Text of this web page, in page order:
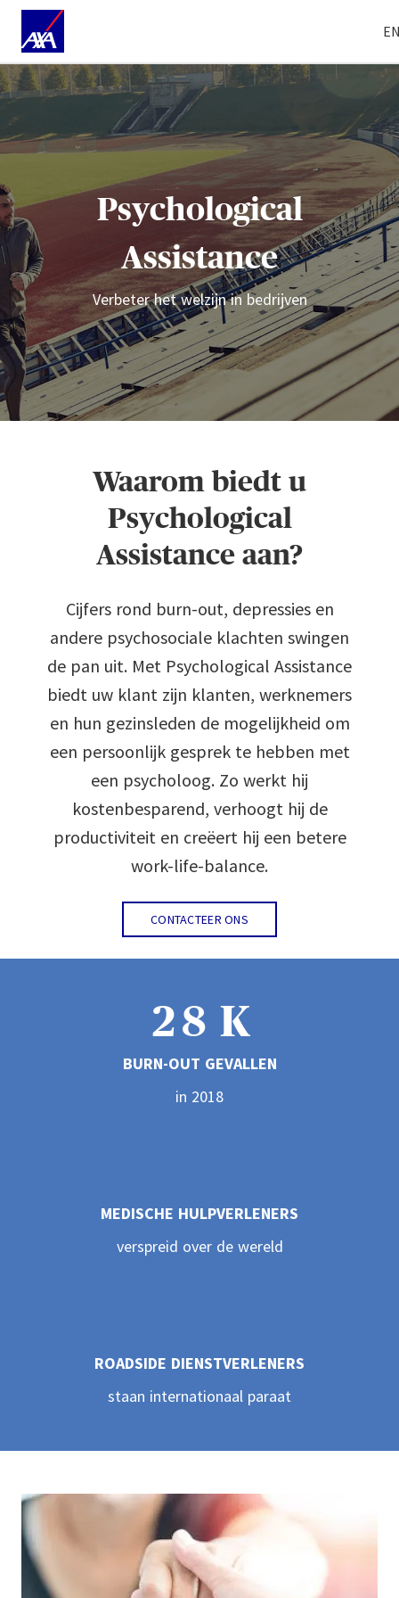
Psychological
Assistance
Verbeter het welzijn in bedrijven
Waarom biedt u
Psychological
Assistance aan?
Cijfers rond burn-out, depressies en
andere psychosociale klachten swingen
de pan uit. Met Psychological Assistance
biedt uw klant zijn klanten, werknemers
en hun gezinsleden de mogelijkheid om
een persoonlijk gesprek te hebben met
een psycholoog. Zo werkt hij
kostenbesparend, verhoogt hij de
productiviteit en creëert hij een betere
work-life-balance.
CONTACTEER ONS
0
1
2
3
5
8
0
1
2
3
4
5
6
7
8
9
K
BURN-OUT GEVALLEN
in 2018
MEDISCHE HULPVERLENERS
verspreid over de wereld
ROADSIDE DIENSTVERLENERS
staan internationaal paraat